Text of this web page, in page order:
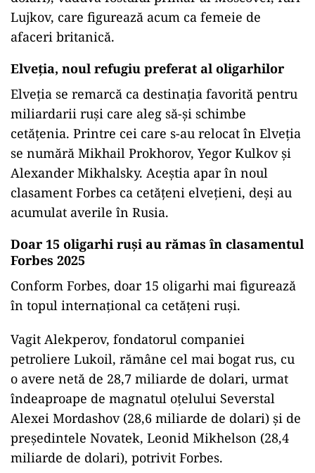
Lujkov, care figurează acum ca femeie de
afaceri britanică.
Elveția, noul refugiu preferat al oligarhilor
Elveția se remarcă ca destinația favorită pentru
miliardarii ruși care aleg să-și schimbe
cetățenia. Printre cei care s-au relocat în Elveția
se numără Mikhail Prokhorov, Yegor Kulkov și
Alexander Mikhalsky. Aceștia apar în noul
clasament Forbes ca cetățeni elvețieni, deși au
acumulat averile în Rusia.
Doar 15 oligarhi ruși au rămas în clasamentul
Forbes 2025
Conform Forbes, doar 15 oligarhi mai figurează
în topul internațional ca cetățeni ruși.
Vagit Alekperov, fondatorul companiei
petroliere Lukoil, rămâne cel mai bogat rus, cu
o avere netă de 28,7 miliarde de dolari, urmat
îndeaproape de magnatul oțelului Severstal
Alexei Mordashov (28,6 miliarde de dolari) și de
președintele Novatek, Leonid Mikhelson (28,4
miliarde de dolari), potrivit Forbes.